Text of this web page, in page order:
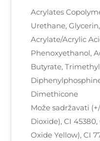
Acrylates
Urethane,
Acrylate/Acrylic
Phenoxyethanol,
Butyrate,
Dimethicone
Može sadržavati
Dioxide), CI 45380,
Oxide Yellow), CI